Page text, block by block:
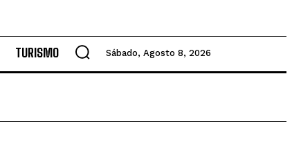
TURISMO Sábado, Agosto 8, 2026